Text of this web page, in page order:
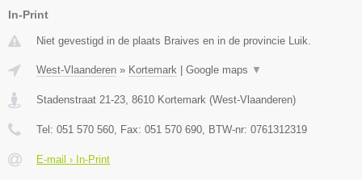
In-Print
Niet gevestigd in de plaats Braives en in de provincie Luik.
West-Vlaanderen » Kortemark Google maps ▼
Stadenstraat 21-23, 8610 Kortemark (West-Vlaanderen)
Tel: 051 570 560, Fax: 051 570 690, BTW-nr: 0761312319
E-mail › In-Print